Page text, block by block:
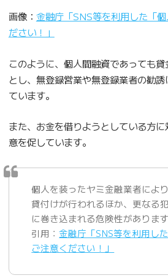
画像： 金融庁「SNS等を利用した「
ださい！」
このように、個人間融資であっても
とし、無登録営業や無登録業者の勧
ています。
また、お金を借りようとしている方
意を促しています。
個人を装ったヤミ金融業者によ
貸付けが行われるほか、更なる
に巻き込まれる危険性があります
引用：金融庁「SNS等を利用し
ご注意ください！」